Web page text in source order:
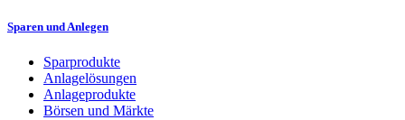
Sparen und Anlegen
Sparprodukte
Anlagelösungen
Anlageprodukte
Börsen und Märkte